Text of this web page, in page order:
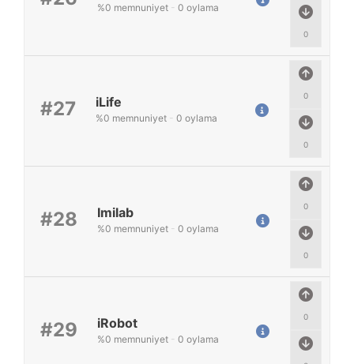
0
%0 memnuniyet - 0 oylama
#27
0
0
iLife
%0 memnuniyet - 0 oylama
#28
0
0
Imilab
%0 memnuniyet - 0 oylama
#29
0
iRobot
%0 memnuniyet - 0 oylama